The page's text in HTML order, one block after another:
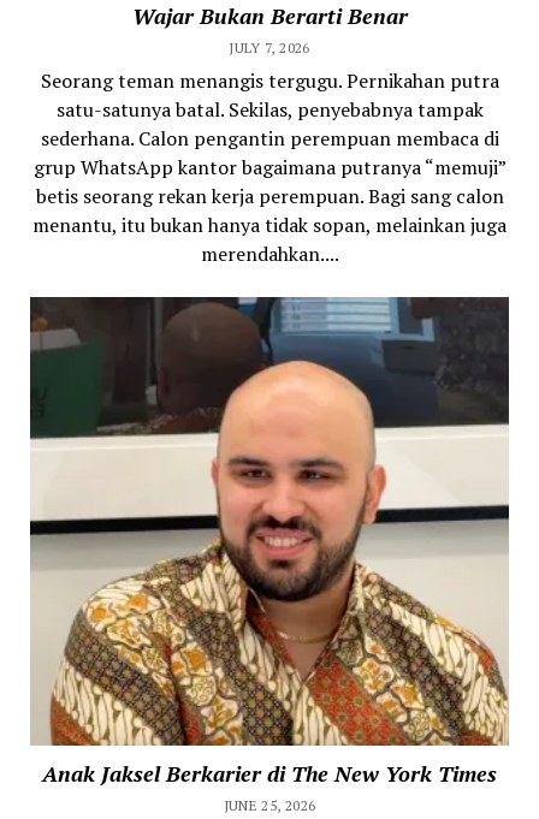
Wajar Bukan Berarti Benar
JULY 7, 2026
Seorang teman menangis tergugu. Pernikahan putra
satu-satunya batal. Sekilas, penyebabnya tampak
sederhana. Calon pengantin perempuan membaca di
grup WhatsApp kantor bagaimana putranya “memuji”
betis seorang rekan kerja perempuan. Bagi sang calon
menantu, itu bukan hanya tidak sopan, melainkan juga
merendahkan....
Anak Jaksel Berkarier di The New York Times
JUNE 25, 2026